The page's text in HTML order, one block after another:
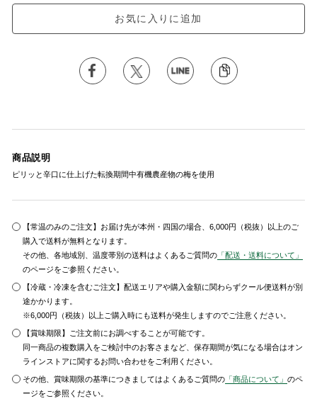
お気に入りに追加
商品説明
ピリッと辛口に仕上げた転換期間中有機農産物の梅を使用
【常温のみのご注文】お届け先が本州・四国の場合、6,000円（税抜）以上のご
購入で送料が無料となります。
その他、各地域別、温度帯別の送料はよくあるご質問の 「配送・送料について」
のページをご参照ください。
【冷蔵・冷凍を含むご注文】配送エリアや購入金額に関わらずクール便送料が別
途かかります。
※6,000円（税抜）以上ご購入時にも送料が発生しますのでご注意ください。
【賞味期限】ご注文前にお調べすることが可能です。
同一商品の複数購入をご検討中のお客さまなど、保存期間が気になる場合はオン
ラインストアに関するお問い合わせをご利用ください。
その他、賞味期限の基準につきましてはよくあるご質問の 「商品について」のペ
ージをご参照ください。